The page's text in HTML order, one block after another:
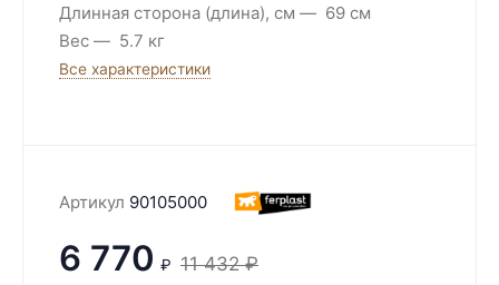
Длинная сторона (длина), см
69 см
Вес
5.7 кг
Все характеристики
Артикул 90105000
6 770 ₽ 11 432 ₽